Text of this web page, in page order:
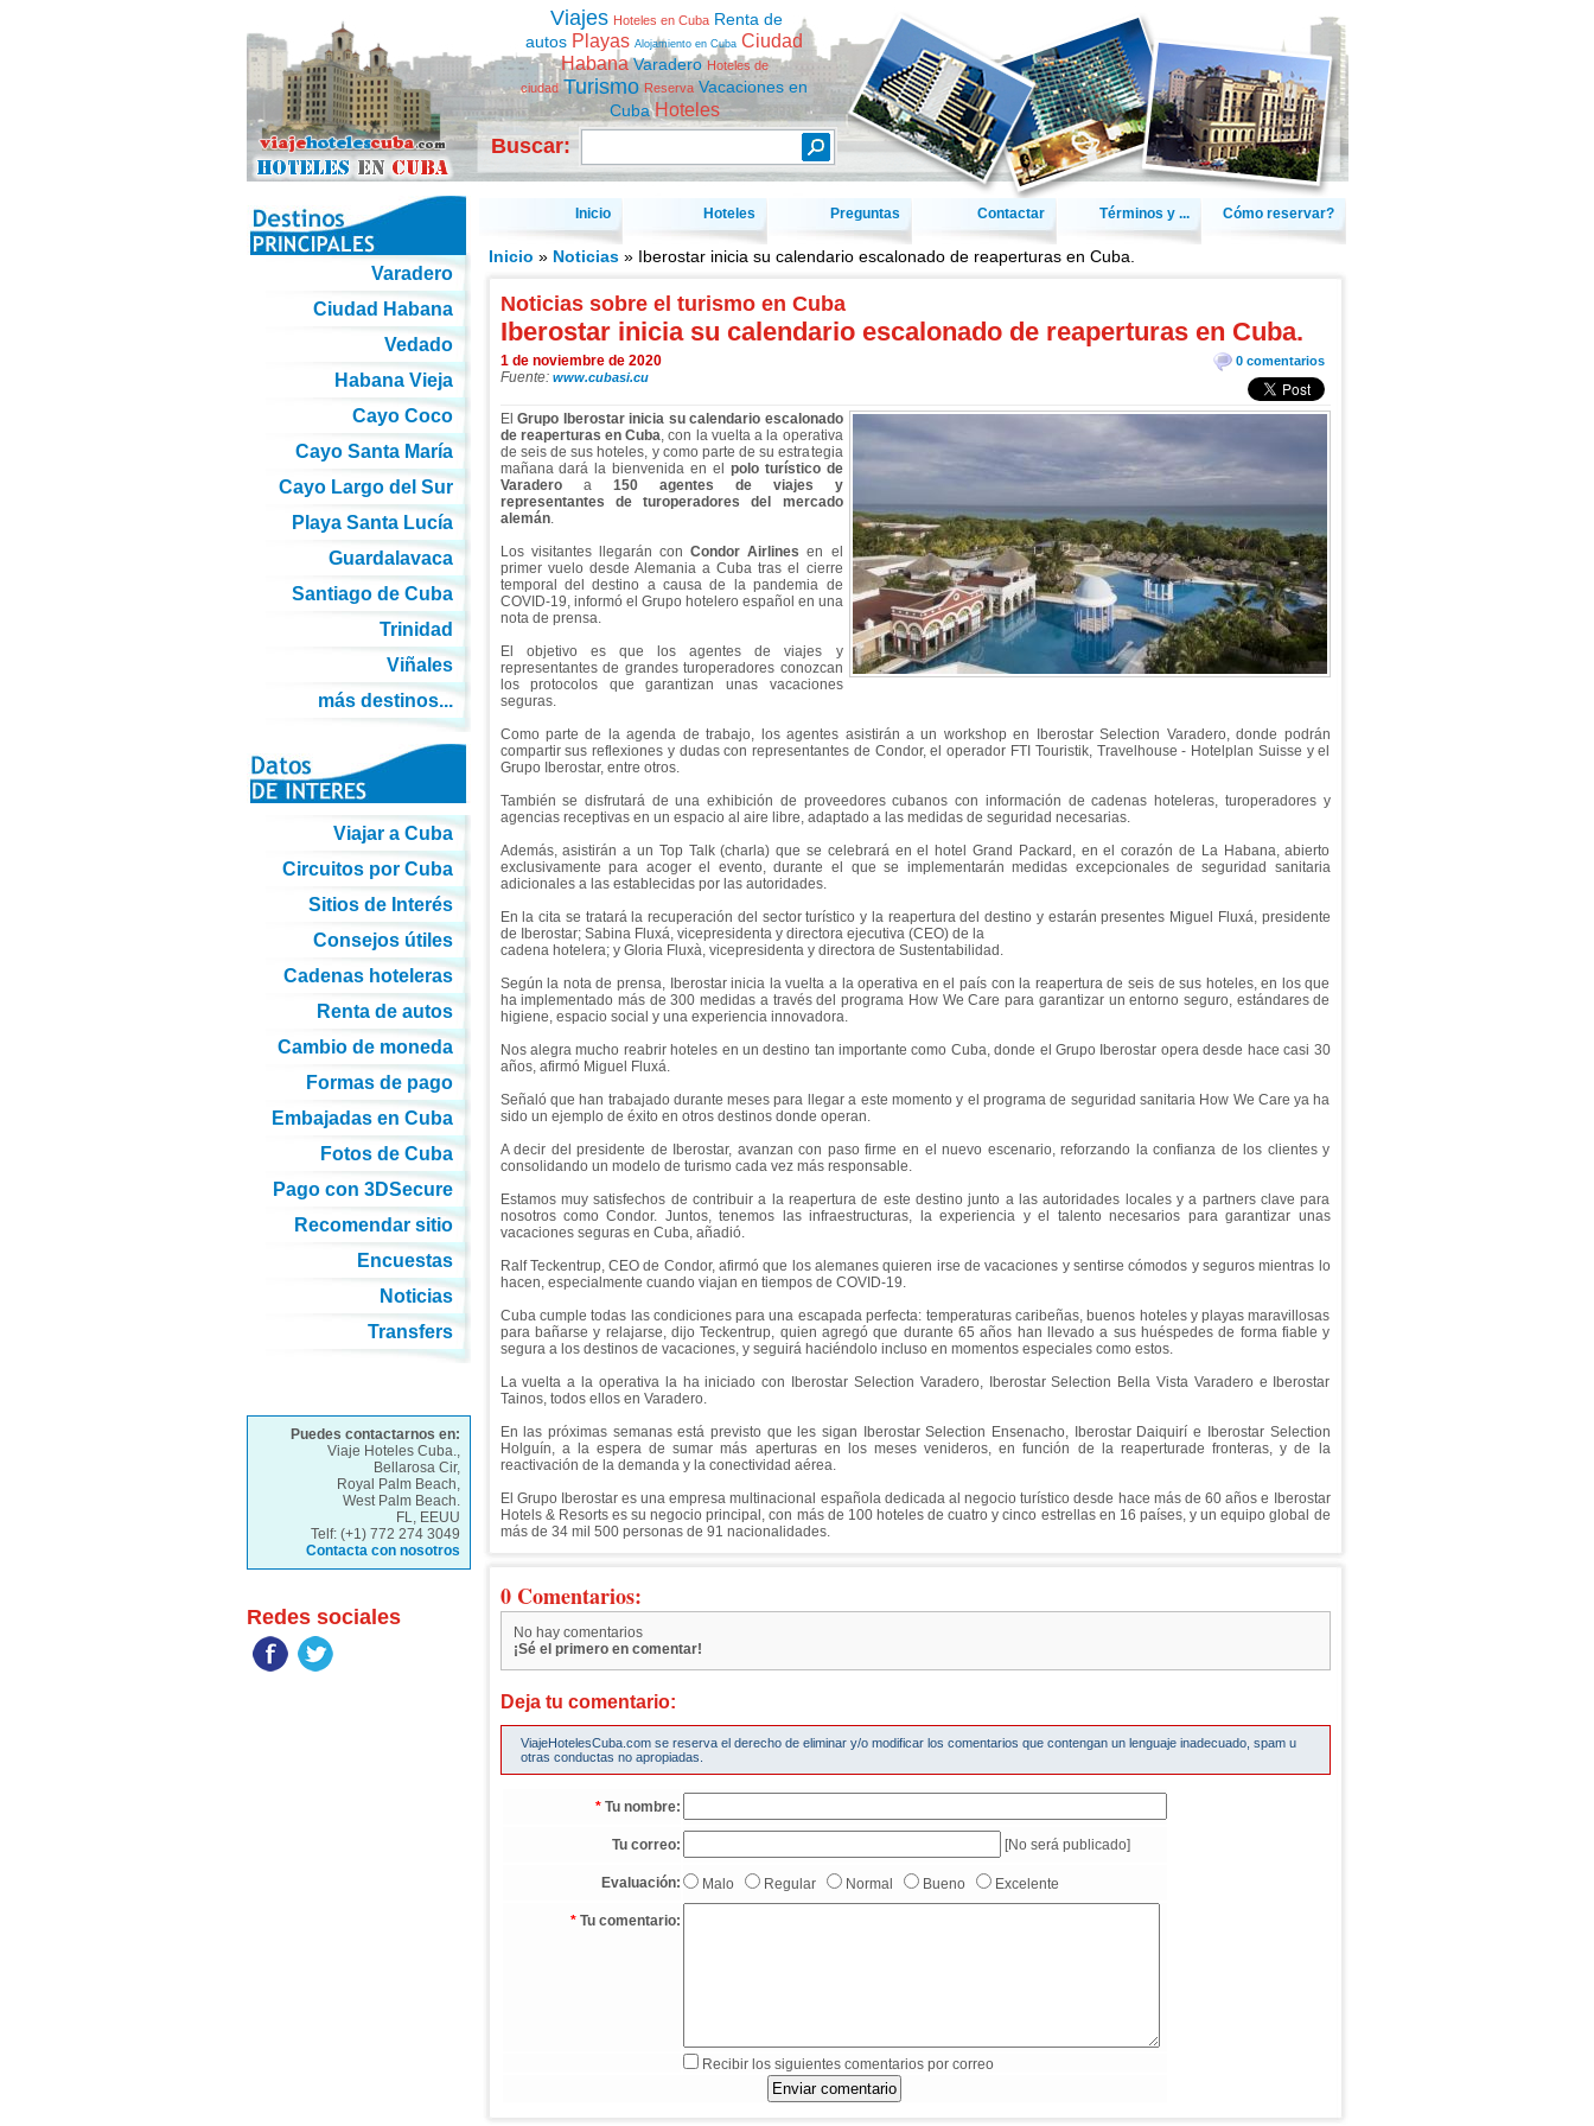
Viajes Hoteles en Cuba Renta de
autos Playas Alojamiento en Cuba Ciudad
Habana Varadero Hoteles de
ciudad Turismo Reserva Vacaciones en
Cuba Hoteles
Buscar:
Inicio Hoteles Preguntas Contactar Términos y ... Cómo reservar?
Inicio » Noticias» Iberostar inicia su calendario escalonado de reaperturas en Cuba.
Noticias sobre el turismo en Cuba
Iberostar inicia su calendario escalonado de reaperturas en Cuba.
0 comentarios
1 de noviembre de 2020
Fuente: www.cubasi.cu
El Grupo Iberostar inicia su calendario escalonado
de reaperturas en Cuba, con la vuelta a la operativa
de seis de sus hoteles, y como parte de su estrategia
mañana dará la bienvenida en el polo turístico de
Varaderoa 150 agentes de viajes y
representantes de turoperadores del mercado
alemán.
Los visitantes llegarán conCondor Airlines en el
primer vuelo desde Alemania a Cuba tras el cierre
temporal del destino a causa de la pandemia de
COVID-19, informó el Grupo hotelero español en una
nota de prensa.
El objetivo es que los agentes de viajes y
representantes de grandes turoperadores conozcan
los protocolos que garantizan unas vacaciones
seguras.
Como parte de la agenda de trabajo, los agentes asistirán a un workshop en Iberostar Selection Varadero, donde podrán
compartir sus reflexiones y dudas con representantes de Condor, el operador FTI Touristik, Travelhouse - Hotelplan Suisse y el
Grupo Iberostar, entre otros.
También se disfrutará de una exhibición de proveedores cubanos con información de cadenas hoteleras, turoperadores y
agencias receptivas en un espacio al aire libre, adaptado a las medidas de seguridad necesarias.
Además, asistirán a un Top Talk (charla) que se celebrará en el hotel Grand Packard, en el corazón de La Habana, abierto
exclusivamente para acoger el evento, durante el que se implementarán medidas excepcionales de seguridad sanitaria
adicionales a las establecidas por las autoridades.
En la cita se tratará la recuperación del sector turístico y la reapertura del destino y estarán presentes Miguel Fluxá, presidente
de Iberostar; Sabina Fluxá, vicepresidenta y directora ejecutiva (CEO) de la
cadena hotelera; y Gloria Fluxà, vicepresidenta y directora de Sustentabilidad.
Según la nota de prensa, Iberostar inicia la vuelta a la operativa en el país con la reapertura de seis de sus hoteles, en los que
ha implementado más de 300 medidas a través del programa How We Care para garantizar un entorno seguro, estándares de
higiene, espacio social y una experiencia innovadora.
Nos alegra mucho reabrir hoteles en un destino tan importante como Cuba, donde el Grupo Iberostar opera desde hace casi 30
años, afirmó Miguel Fluxá.
Señaló que han trabajado durante meses para llegar a este momento y el programa de seguridad sanitaria How We Care ya ha
sido un ejemplo de éxito en otros destinos donde operan.
A decir del presidente de Iberostar, avanzan con paso firme en el nuevo escenario, reforzando la confianza de los clientes y
consolidando un modelo de turismo cada vez más responsable.
Estamos muy satisfechos de contribuir a la reapertura de este destino junto a las autoridades locales y a partners clave para
nosotros como Condor. Juntos, tenemos las infraestructuras, la experiencia y el talento necesarios para garantizar unas
vacaciones seguras en Cuba, añadió.
Ralf Teckentrup, CEO de Condor, afirmó que los alemanes quieren irse de vacaciones y sentirse cómodos y seguros mientras lo
hacen, especialmente cuando viajan en tiempos de COVID-19.
Cuba cumple todas las condiciones para una escapada perfecta: temperaturas caribeñas, buenos hoteles y playas maravillosas
para bañarse y relajarse, dijo Teckentrup, quien agregó que durante 65 años han llevado a sus huéspedes de forma fiable y
segura a los destinos de vacaciones, y seguirá haciéndolo incluso en momentos especiales como estos.
La vuelta a la operativa la ha iniciado con Iberostar Selection Varadero, Iberostar Selection Bella Vista Varadero e Iberostar
Tainos, todos ellos en Varadero.
En las próximas semanas está previsto que les sigan Iberostar Selection Ensenacho, Iberostar Daiquirí e Iberostar Selection
Holguín, a la espera de sumar más aperturas en los meses venideros, en función de la reaperturade fronteras, y de la
reactivación de la demanda y la conectividad aérea.
El Grupo Iberostar es una empresa multinacional española dedicada al negocio turístico desde hace más de 60 años e Iberostar
Hotels & Resorts es su negocio principal, con más de 100 hoteles de cuatro y cinco estrellas en 16 países, y un equipo global de
más de 34 mil 500 personas de 91 nacionalidades.
0 Comentarios:
No hay comentarios
¡Sé el primero en comentar!
Deja tu comentario:
ViajeHotelesCuba.com se reserva el derecho de eliminar y/o modificar los comentarios que contengan un lenguaje inadecuado, spam u
otras conductas no apropiadas.
* Tu nombre:
Tu correo: [No será publicado]
Evaluación: Malo Regular Normal Bueno Excelente
* Tu comentario:
Recibir los siguientes comentarios por correo
Varadero
Ciudad Habana
Vedado
Habana Vieja
Cayo Coco
Cayo Santa María
Cayo Largo del Sur
Playa Santa Lucía
Guardalavaca
Santiago de Cuba
Trinidad
Viñales
más destinos...
Viajar a Cuba
Circuitos por Cuba
Sitios de Interés
Consejos útiles
Cadenas hoteleras
Renta de autos
Cambio de moneda
Formas de pago
Embajadas en Cuba
Fotos de Cuba
Pago con 3DSecure
Recomendar sitio
Encuestas
Noticias
Transfers
Puedes contactarnos en:
Viaje Hoteles Cuba.,
Bellarosa Cir,
Royal Palm Beach,
West Palm Beach.
FL, EEUU
Telf: (+1) 772 274 3049
Contacta con nosotros
Redes sociales